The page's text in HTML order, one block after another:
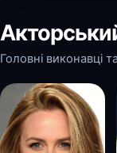
Головні виконавці